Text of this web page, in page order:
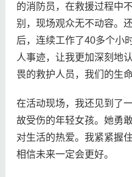
的消防员，在救援过程中
别，现场观众无不动容。
后，连续工作了40多个小
人事迹，让我更加深刻地
畏的救护人员，我们的生
在活动现场，我还见到了
故受伤的年轻女孩。她勇
对生活的热爱。我紧紧握
相信未来一定会更好。